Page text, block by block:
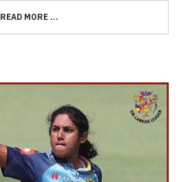
READ MORE ...